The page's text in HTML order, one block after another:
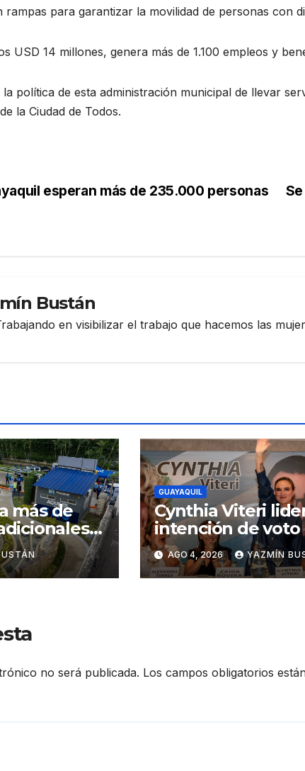
para garantizar la movilidad de personas con
USD 14 millones, genera más de 1.100 empleos y
política de esta administración municipal de llevar
la Ciudad de Todos.
esperan más de 235.000 personas
Bustán
en visibilizar el trabajo que hacemos las
más de
a
fortalecer la
GUAYAQUIL
Cynthia Viteri
intención de voto
Andrés
un destacado
según AtlasIntel
AGO 4, 2026 YAZMÍN
no será publicada. Los campos obligatorios